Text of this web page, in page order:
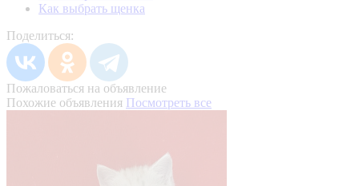
Как выбрать щенка
Поделиться:
Пожаловаться на объявление
Похожие объявления Посмотреть все